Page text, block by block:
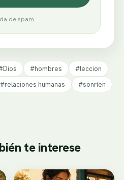
de spam.
#hombres
#leccion
#relaciones humanas
#sonríen
te interese